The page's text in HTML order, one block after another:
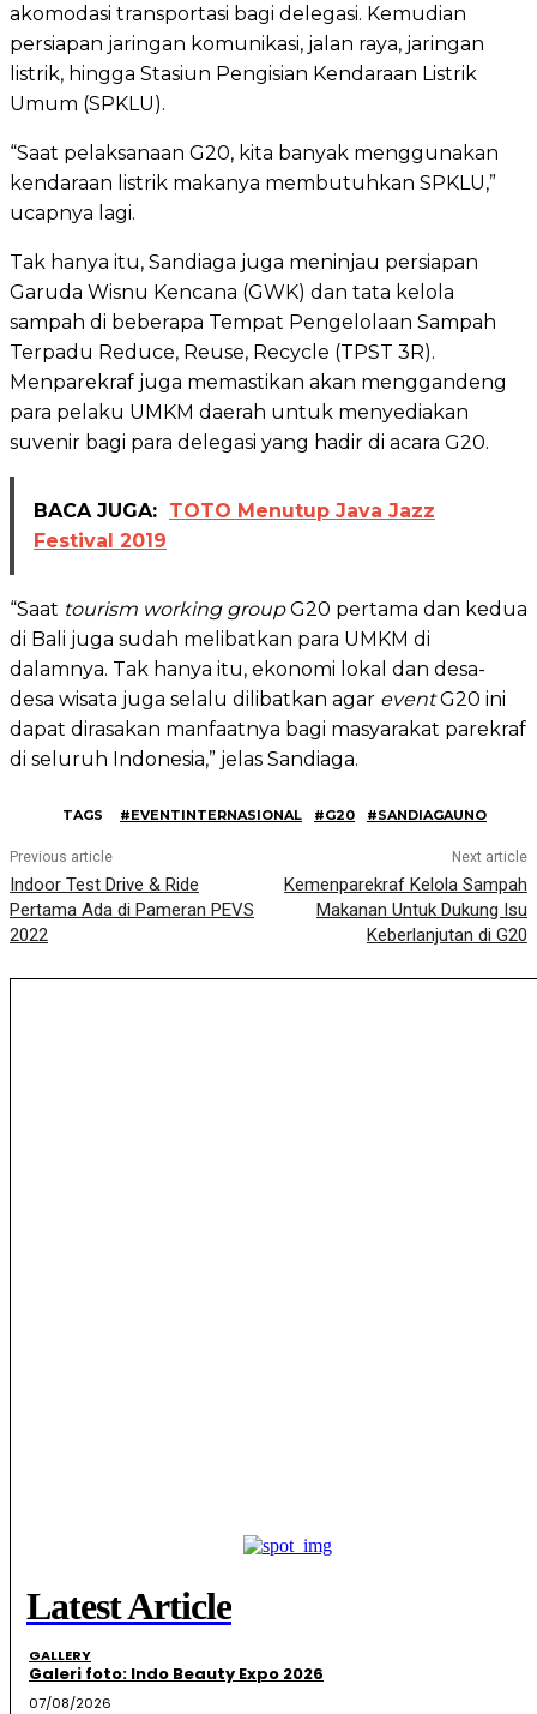
akomodasi transportasi bagi delegasi. Kemudian
persiapan jaringan komunikasi, jalan raya, jaringan
listrik, hingga Stasiun Pengisian Kendaraan Listrik
Umum (SPKLU).
“Saat pelaksanaan G20, kita banyak menggunakan
kendaraan listrik makanya membutuhkan SPKLU,”
ucapnya lagi.
Tak hanya itu, Sandiaga juga meninjau persiapan
Garuda Wisnu Kencana (GWK) dan tata kelola
sampah di beberapa Tempat Pengelolaan Sampah
Terpadu Reduce, Reuse, Recycle (TPST 3R).
Menparekraf juga memastikan akan menggandeng
para pelaku UMKM daerah untuk menyediakan
suvenir bagi para delegasi yang hadir di acara G20.
BACA JUGA: TOTO Menutup Java Jazz
Festival 2019
“Saat tourism working groupG20 pertama dan kedua
di Bali juga sudah melibatkan para UMKM di
dalamnya. Tak hanya itu, ekonomi lokal dan desa-
desa wisata juga selalu dilibatkan agar eventG20 ini
dapat dirasakan manfaatnya bagi masyarakat parekraf
di seluruh Indonesia,” jelas Sandiaga.
TAGS #EVENTINTERNASIONAL #G20 #SANDIAGAUNO
Previous article
Indoor Test Drive & Ride
Pertama Ada di Pameran PEVS
2022
Next article
Kemenparekraf Kelola Sampah
Makanan Untuk Dukung Isu
Keberlanjutan di G20
Latest Article
GALLERY
Galeri foto: Indo Beauty Expo 2026
07/08/2026